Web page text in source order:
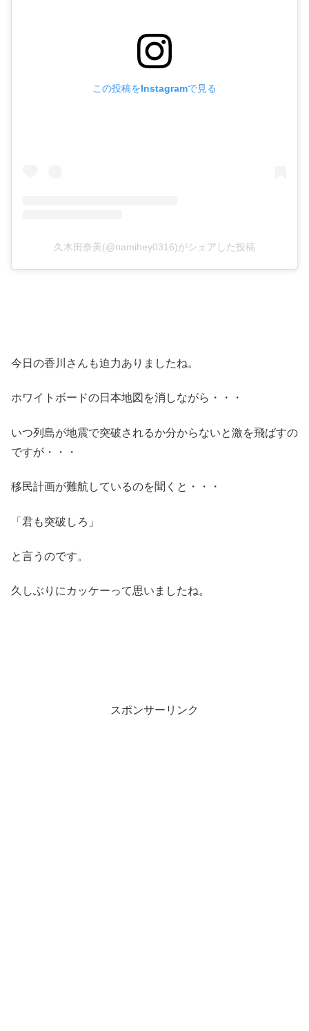
この投稿をInstagramで見る
久木田奈美(@namihey0316)がシェアした投稿
今日の香川さんも迫力ありましたね。
ホワイトボードの日本地図を消しながら・・・
いつ列島が地震で突破されるか分からないと激を飛ばすの
ですが・・・
移民計画が難航しているのを聞くと・・・
「君も突破しろ」
と言うのです。
久しぶりにカッケーって思いましたね。
スポンサーリンク